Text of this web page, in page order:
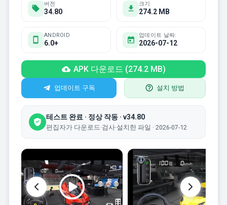
버전
34.80
크기
274.2 MB
ANDROID
6.0+
업데이트 날짜:
2026-07-12
APK 다운로드 (274.2 MB)
업데이트 구독 설치 방법
테스트 완료 · 정상 작동 · v34.80
편집자가 다운로드·검사·설치한 파일 · 2026-07-12